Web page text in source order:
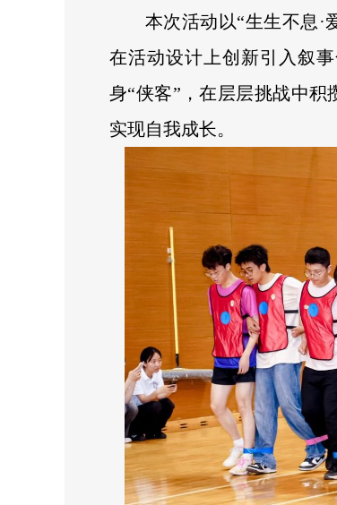
本次活动以“生生不息·
在活动设计上创新引入叙
身“侠客”，在层层挑战中积
实现自我成长。